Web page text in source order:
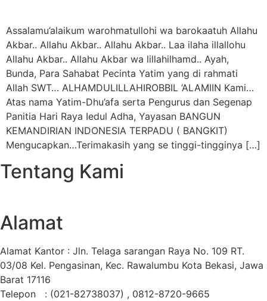
Assalamu’alaikum warohmatullohi wa barokaatuh Allahu
Akbar.. Allahu Akbar.. Allahu Akbar.. Laa ilaha illallohu
Allahu Akbar.. Allahu Akbar wa lillahilhamd.. Ayah,
Bunda, Para Sahabat Pecinta Yatim yang di rahmati
Allah SWT… ALHAMDULILLAHIROBBIL ‘ALAMIIN Kami…
Atas nama Yatim-Dhu’afa serta Pengurus dan Segenap
Panitia Hari Raya Iedul Adha, Yayasan BANGUN
KEMANDIRIAN INDONESIA TERPADU ( BANGKIT)
Mengucapkan…Terimakasih yang se tinggi-tingginya […]
Tentang Kami
Alamat
Alamat Kantor : Jln. Telaga sarangan Raya No. 109 RT.
03/08 Kel. Pengasinan, Kec. Rawalumbu Kota Bekasi, Jawa
Barat 17116
Telepon : (021-82738037) , 0812-8720-9665